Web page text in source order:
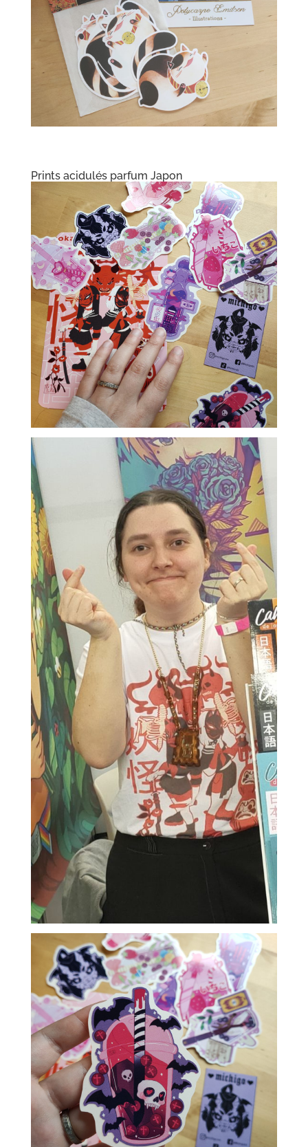
Prints acidulés parfum Japon